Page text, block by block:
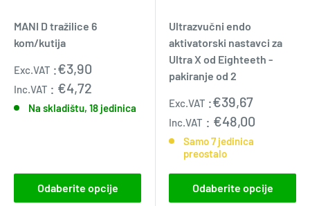
MANI D tražilice 6
kom/kutija
Standardna
cijena
Exc.VAT :€3,90
Inc.VAT : €4,72
Na skladištu, 18 jedinica
Odaberite opcije
Ultrazvučni endo
aktivatorski nastavci za
Ultra X od Eighteeth -
pakiranje od 2
Prodajna
cijena
Exc.VAT :€39,67
Inc.VAT : €48,00
Samo 7 jedinica
preostalo
Odaberite opcije